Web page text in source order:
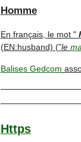
Homme
En français, le mot "
(EN:husband) ("le
Balises Gedcom
Https